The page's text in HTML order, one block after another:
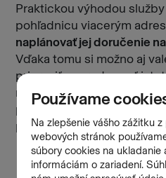
Praktickou výhodou
pohľadnicu viacerým
naplánovať jej doručenie
Vďaka tomu si možno aj
pripraviť vopred a mať
nezabudnete. K službe sa
prostredníctvom mobilnej
pošty.